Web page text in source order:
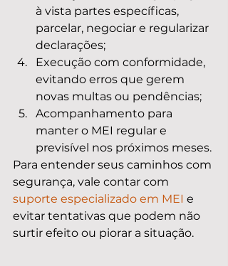
à vista partes específicas,
parcelar, negociar e regularizar
declarações;
Execução com conformidade,
evitando erros que gerem
novas multas ou pendências;
Acompanhamento para
manter o MEI regular e
previsível nos próximos meses.
Para entender seus caminhos com
segurança, vale contar com
suporte especializado em MEI e
evitar tentativas que podem não
surtir efeito ou piorar a situação.